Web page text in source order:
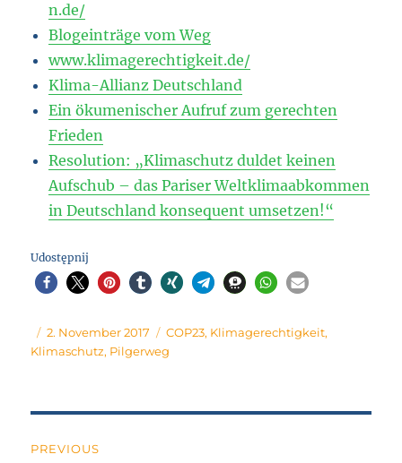
n.de/
Blogeinträge vom Weg
www.klimagerechtigkeit.de/
Klima-Allianz Deutschland
Ein ökumenischer Aufruf zum gerechten
Frieden
Resolution: „Klimaschutz duldet keinen
Aufschub – das Pariser Weltklimaabkommen
in Deutschland konsequent umsetzen!“
Udostępnij
Author
Posted
on
2. November 2017 Tags
COP23, Klimagerechtigkeit,
Klimaschutz, Pilgerweg
PREVIOUS